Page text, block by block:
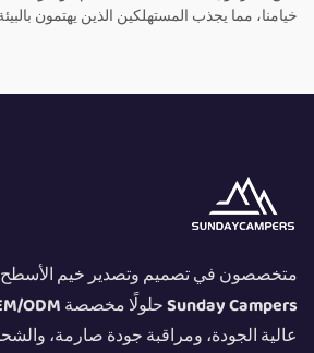
خيامنا، مما يجذب المستهلكين الذين يهتمون
عالية الجودة، ومراقبة جودة صارمة،